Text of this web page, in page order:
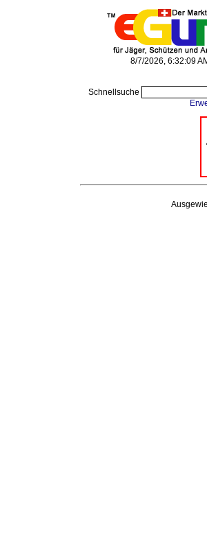
8/7/2026, 6:32:09
Schnellsuche